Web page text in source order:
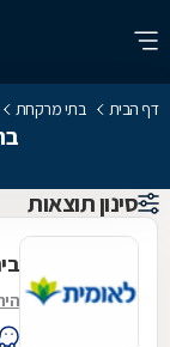
דף הבית בתי מרקחת
סינון תוצאות